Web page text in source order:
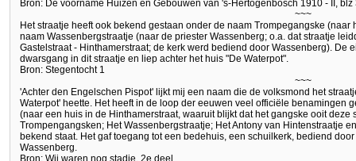
Bron: De voorname Huizen en Gebouwen van 's-Hertogenbosch 1910 - II, blz
~~~
Het straatje heeft ook bekend gestaan onder de naam Trompegangske
naam Wassenbergstraatje (naar de priester Wassenberg; o.a. dat straatje
Gastelstraat - Hinthamerstraat; de kerk werd bediend door Wassenberg). De
dwarsgang in dit straatje en liep achter het huis "De Waterpot".
Bron: Stegentocht 1
~~~
'Achter den Engelschen Pispot' lijkt mij een naam die de volksmond het
Waterpot' heette. Het heeft in de loop der eeuwen veel officiële benamingen
(naar een huis in de Hinthamerstraat, waaruit blijkt dat het gangske ooit deze
Trompengangsken; Het Wassenbergstraatje; Het Antony van Hintenstraatje
bekend staat. Het gaf toegang tot een bedehuis, een schuilkerk, bediend
Wassenberg.
Bron: Wij waren nog stadje, 2e deel